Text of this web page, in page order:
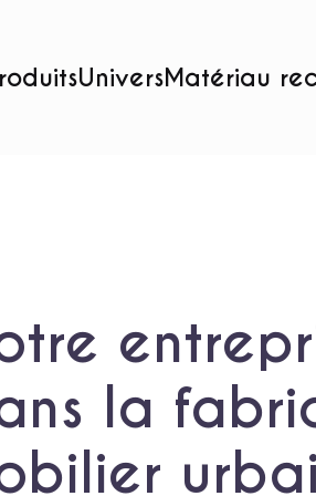
UniversMatériau
la